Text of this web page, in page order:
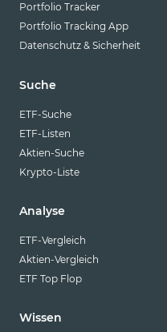
Portfolio Tracker
Portfolio Tracking App
Datenschutz & Sicherheit
Suche
ETF-Suche
ETF-Listen
Aktien-Suche
Krypto-Liste
Analyse
ETF-Vergleich
Aktien-Vergleich
ETF Top Flop
Wissen